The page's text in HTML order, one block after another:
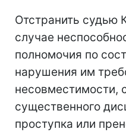
Отстранить судью
случае
полномочия по
нарушения им
несовместимости,
существенного
проступка или